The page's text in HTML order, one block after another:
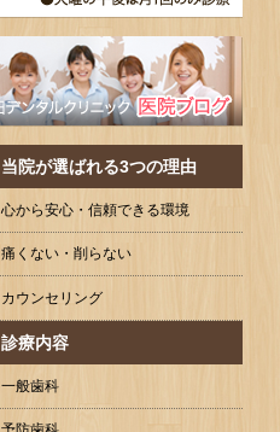
当院が選ばれる3つの理由
心から安心・信頼できる環境
痛くない・削らない
カウンセリング
診療内容
一般歯科